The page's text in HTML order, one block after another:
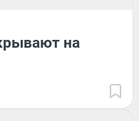
на